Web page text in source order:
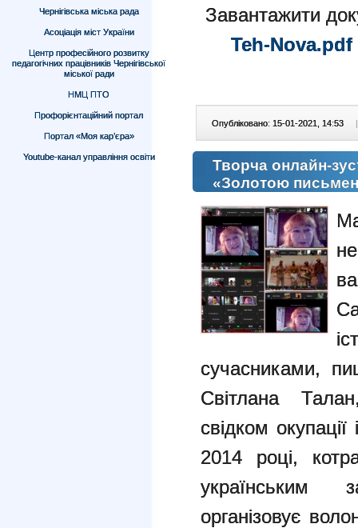
Чернігівська міська рада
Асоціація міст України
Центр професійного розвитку
педагогічних працівників Чернігівської
міської ради
НМЦ ПТО
Профорієнтаційний портал
Портал «Моя кар’єра»
Youtube-канал управління освіти
Завантажити
Teh-Nova.pdf
Опубліковано: 15-01-2021, 14:53 |
Творча онлайн-
«Золотою
сучасниками,
Світлана
свідком
2014 році,
українським
організовує